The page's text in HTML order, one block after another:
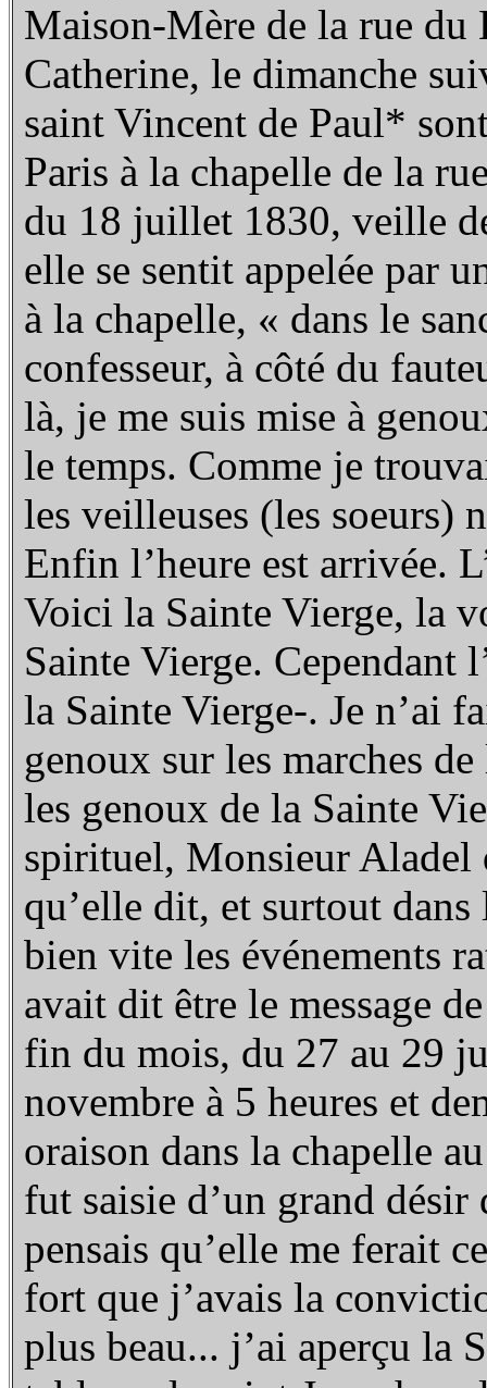
Maison-Mère de la rue
Catherine, le dimanche
saint Vincent de Paul*
Paris à la chapelle de la
du 18 juillet 1830, veille
elle se sentit appelée par
à la chapelle, « dans le
confesseur, à côté du
là, je me suis mise à
le temps. Comme je
les veilleuses (les soeurs)
Enfin l’heure est arrivée.
Voici la Sainte Vierge, la
Sainte Vierge. Cependant
la Sainte Vierge-. Je n’ai
genoux sur les marches
les genoux de la Sainte
spirituel, Monsieur Aladel
qu’elle dit, et surtout
bien vite les événements
avait dit être le message
fin du mois, du 27 au 29
novembre à 5 heures et
oraison dans la chapelle
fut saisie d’un grand
pensais qu’elle me ferait
fort que j’avais la
plus beau... j’ai aperçu la